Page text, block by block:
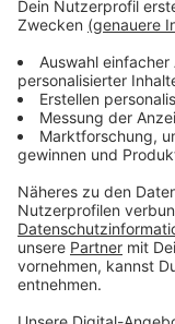
Anzeige
Außerdem
und
entgegentreten,
relevant, vor
Anzeige